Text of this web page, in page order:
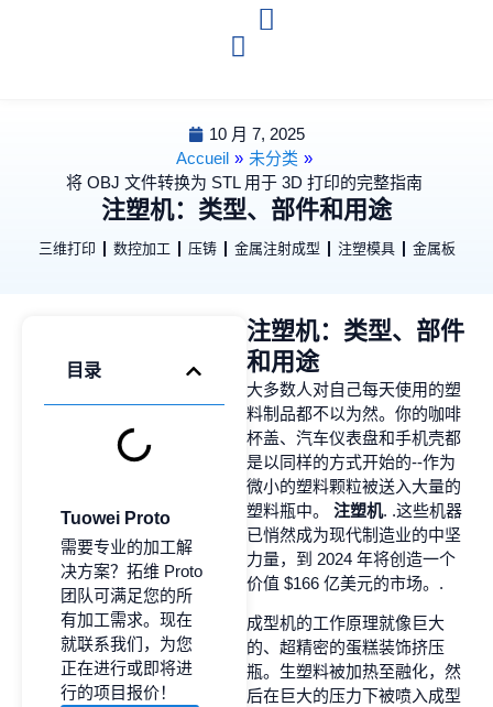
10 月 7, 2025
Accueil » 未分类 »
将 OBJ 文件转换为 STL 用于 3D 打印的完整指南
注塑机：类型、部件和用途
三维打印 数控加工 压铸 金属注射成型 注塑模具 金属板
目录
Tuowei Proto
需要专业的加工解
决方案？拓维 Proto
团队可满足您的所
有加工需求。现在
就联系我们，为您
正在进行或即将进
行的项目报价！
注塑机：类型、部件
和用途
大多数人对自己每天使用的塑
料制品都不以为然。你的咖啡
杯盖、汽车仪表盘和手机壳都
是以同样的方式开始的--作为
微小的塑料颗粒被送入大量的
塑料瓶中。 注塑机. .这些机器
已悄然成为现代制造业的中坚
力量，到 2024 年将创造一个
价值 $166 亿美元的市场。.
成型机的工作原理就像巨大
的、超精密的蛋糕装饰挤压
瓶。生塑料被加热至融化，然
后在巨大的压力下被喷入成型